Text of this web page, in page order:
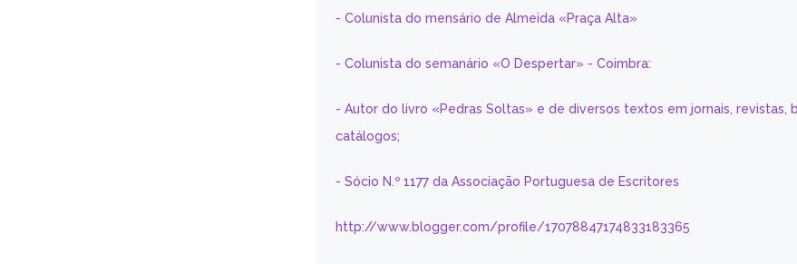
- Colunista do mensário de Almeida «Praça Alta»
- Colunista do semanário «O Despertar» - Coimbra:
- Autor do livro «Pedras Soltas» e de diversos textos em jornais, revistas,
catálogos;
- Sócio N.º 1177 da Associação Portuguesa de Escritores
http://www.blogger.com/profile/17078847174833183365